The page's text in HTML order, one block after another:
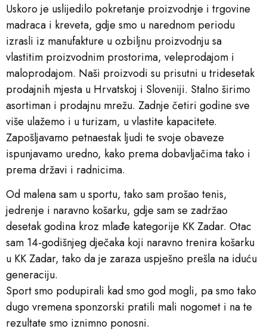
Uskoro je uslijedilo pokretanje proizvodnje i trgovine
madraca i kreveta, gdje smo u narednom periodu
izrasli iz manufakture u ozbiljnu proizvodnju sa
vlastitim proizvodnim prostorima, veleprodajom i
maloprodajom. Naši proizvodi su prisutni u tridesetak
prodajnih mjesta u Hrvatskoj i Sloveniji. Stalno širimo
asortiman i prodajnu mrežu. Zadnje četiri godine sve
više ulažemo i u turizam, u vlastite kapacitete.
Zapošljavamo petnaestak ljudi te svoje obaveze
ispunjavamo uredno, kako prema dobavljačima tako i
prema državi i radnicima.
Od malena sam u sportu, tako sam prošao tenis,
jedrenje i naravno košarku, gdje sam se zadržao
desetak godina kroz mlađe kategorije KK Zadar. Otac
sam 14-godišnjeg dječaka koji naravno trenira košarku
u KK Zadar, tako da je zaraza uspješno prešla na iduću
generaciju.
Sport smo podupirali kad smo god mogli, pa smo tako
dugo vremena sponzorski pratili mali nogomet i na te
rezultate smo iznimno ponosni.